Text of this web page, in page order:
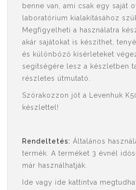
benne van, ami csak egy saját
laboratórium kialakításához
Megfigyelheti a használatra
akár sajátokat is készíthet,
és különböző kísérleteket
segítségére lesz a készletben
részletes útmutató.
Szórakozzon jót a Levenhuk
készlettel!
Rendeltetés: Általános
termék. A terméket 3 évnél
már használhatják.
Ide vagy ide kattintva